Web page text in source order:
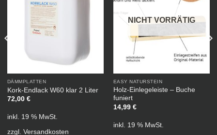
DÄMMPLATTEN
Kork-Endlack W60 klar 2 Liter
72,00 €
inkl. 19 % MwSt.
zzgl. Versandkosten
NICHT VORRÄTIG
EASY NATURSTEIN
Holz-Einlegeleiste – Buche
funiert
14,99 €
inkl. 19 % MwSt.